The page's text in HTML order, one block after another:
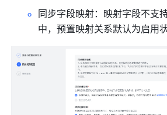
同步字段映射：映射字段不支
中，预置映射关系默认为启用